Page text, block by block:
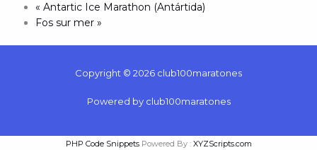
« Antartic Ice Marathon (Antártida)
Fos sur mer »
Copyright © 2026 club100maratones
Powered by club100maratones
PHP Code SnippetsPowered By : XYZScripts.com